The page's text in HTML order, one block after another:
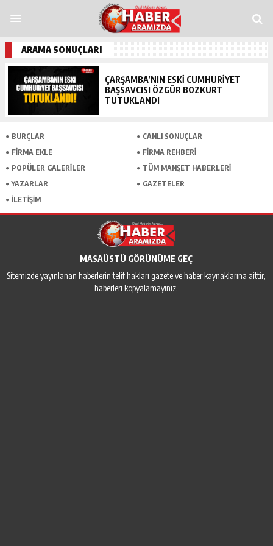
grandpashabetfunbahistümbetbetosfer
ARAMA SONUÇLARI
ÇARŞAMBA’NIN ESKI CUMHURIYET
BAŞSAVCISI ÖZGÜR BOZKURT
TUTUKLANDI
BURÇLAR
CANLI SONUÇLAR
FİRMA EKLE
FİRMA REHBERİ
POPÜLER GALERİLER
TÜM MANŞET HABERLERİ
YAZARLAR
GAZETELER
İLETİŞİM
MASAÜSTÜ GÖRÜNÜME GEÇ
Sitemizde yayınlanan haberlerin telif hakları gazete ve haber kaynaklarına aittir,
haberleri kopyalamayınız.